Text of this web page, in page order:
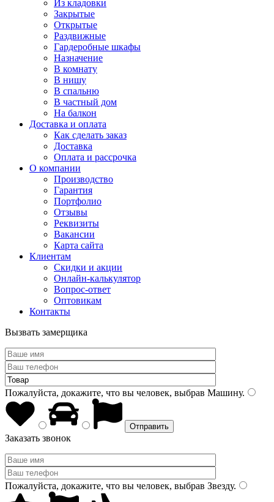
Из кладовки
Закрытые
Открытые
Раздвижные
Гардеробные шкафы
Назначение
В комнату
В нишу
В спальню
В частный дом
На балкон
Доставка и оплата
Как сделать заказ
Доставка
Оплата и рассрочка
О компании
Производство
Гарантия
Портфолио
Отзывы
Реквизиты
Вакансии
Карта сайта
Клиентам
Скидки и акции
Онлайн-калькулятор
Вопрос-ответ
Оптовикам
Контакты
Вызвать замерщика
Пожалуйста, докажите, что вы человек, выбрав Машину.
Заказать звонок
Пожалуйста, докажите, что вы человек, выбрав Звезду.